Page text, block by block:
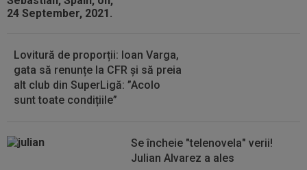
Lovitură de proporții: Ioan Varga,
gata să renunțe la CFR și să preia
alt club din SuperLigă: ”Acolo
sunt toate condițiile”
Se încheie "telenovela" verii!
Julian Alvarez a ales